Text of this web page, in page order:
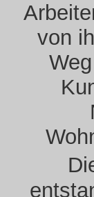
von